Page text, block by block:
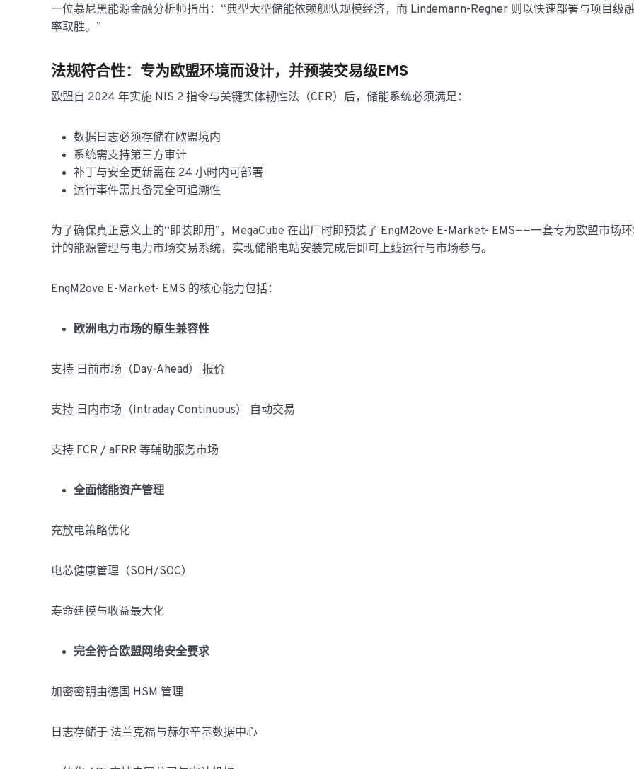
一位慕尼黑能源金融分析师指出：“典型大型储能依赖舰队规模经济，而 Lindemann-Regner 则以快速部署与项目级
率取胜。”
法规符合性：专为欧盟环境而设计，并预装交易级EMS
欧盟自 2024 年实施 NIS 2 指令与关键实体韧性法（CER）后，储能系统必须满足：
数据日志必须存储在欧盟境内
系统需支持第三方审计
补丁与安全更新需在 24 小时内可部署
运行事件需具备完全可追溯性
为了确保真正意义上的“即装即用”，MegaCube 在出厂时即预装了 EngM2ove E-Market- EMS——一套专为欧盟市场
计的能源管理与电力市场交易系统，实现储能电站安装完成后即可上线运行与市场参与。
EngM2ove E-Market- EMS 的核心能力包括：
欧洲电力市场的原生兼容性
支持 日前市场（Day-Ahead） 报价
支持 日内市场（Intraday Continuous） 自动交易
支持 FCR / aFRR 等辅助服务市场
全面储能资产管理
充放电策略优化
电芯健康管理（SOH/SOC）
寿命建模与收益最大化
完全符合欧盟网络安全要求
加密密钥由德国 HSM 管理
日志存储于 法兰克福与赫尔辛基数据中心